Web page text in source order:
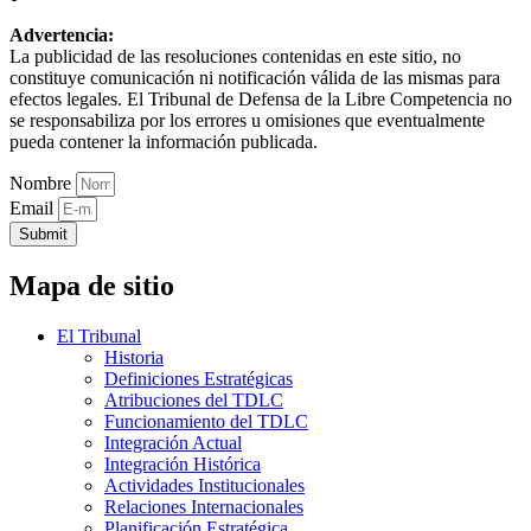
Advertencia:
La publicidad de las resoluciones contenidas en este sitio, no
constituye comunicación ni notificación válida de las mismas para
efectos legales. El Tribunal de Defensa de la Libre Competencia no
se responsabiliza por los errores u omisiones que eventualmente
pueda contener la información publicada.
Nombre
Email
Submit
Mapa de sitio
El Tribunal
Historia
Definiciones Estratégicas
Atribuciones del TDLC
Funcionamiento del TDLC
Integración Actual
Integración Histórica
Actividades Institucionales
Relaciones Internacionales